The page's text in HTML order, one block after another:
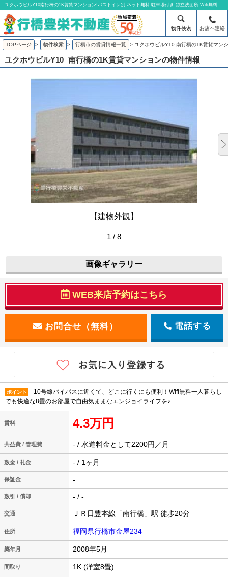
ユクホウビルY10南行橋の1K賃貸マンション!バストイレ別 ネット無料 駐車場付き 独立洗面所 Wifi無料 | 有限会社行橋豊栄不動産
物件検索 お店へ連絡
TOPページ > 物件検索 > 行橋市の賃貸情報一覧 > ユクホウビルY10 南行橋の1K賃貸マン
ユクホウビルY10 南行橋の1K賃貸マンションの物件情報
【建物外観】
1 / 8
画像ギャラリー
WEB来店予約はこちら
電話する
ポイント
10号線バイパスに近くて、どこに行くにも便利！Wifi無料一人暮らし
でも快適な8畳のお部屋で自由気ままなエンジョイライフを♪
賃料 4.3万円
共益費 / 管理費 - / 水道料金として2200円／月
敷金 / 礼金 - / 1ヶ月
保証金 -
敷引 / 償却 - / -
交通 ＪＲ日豊本線「南行橋」駅 徒歩20分
住所 福岡県行橋市金屋234
築年月 2008年5月
間取り 1K (洋室8畳)